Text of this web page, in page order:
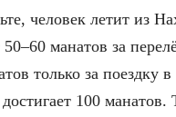
человек летит из
манатов за
только за поездку
100 манатов.